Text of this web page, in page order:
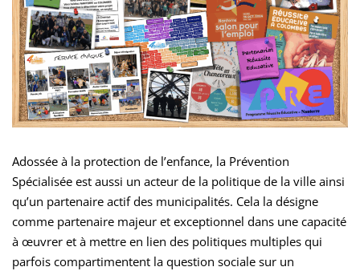
Adossée à la protection de l’enfance, la Prévention
Spécialisée est aussi un acteur de la politique de la ville ainsi
qu’un partenaire actif des municipalités. Cela la désigne
comme partenaire majeur et exceptionnel dans une capacité
à œuvrer et à mettre en lien des politiques multiples qui
parfois compartimentent la question sociale sur un